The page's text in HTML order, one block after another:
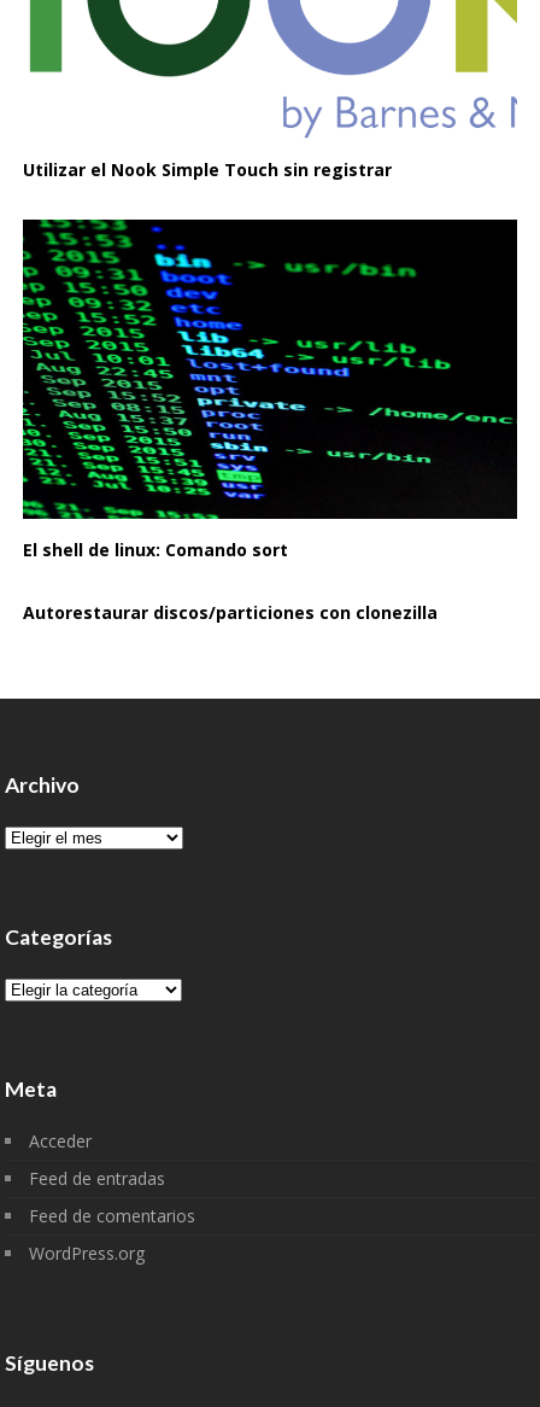
Utilizar el Nook Simple Touch sin registrar
El shell de linux: Comando sort
Autorestaurar discos/particiones con clonezilla
Archivo
Archivo
Categorías
Categorías
Meta
Acceder
Feed de entradas
Feed de comentarios
WordPress.org
Síguenos